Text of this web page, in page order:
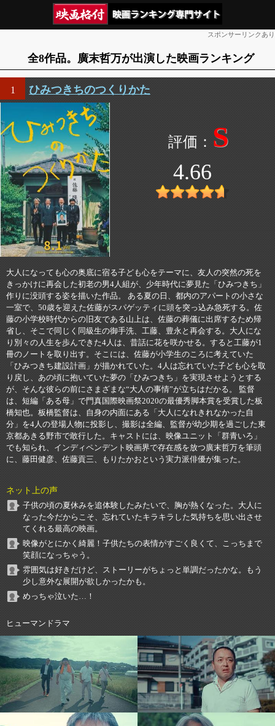
スポンサーリンクあり
全8作品。廣末哲万が出演した映画ランキング
1 ひみつきちのつくりかた
S
4.66
大人になっても心の奥底に宿る子ども心をテーマに、友人の突然の死を
きっかけに再会した初老の男4人組が、少年時代に夢見た「ひみつきち」
作りに没頭する姿を描いた作品。 ある夏の日、都内のアパートの小さな
一室で、50歳を迎えた佐藤がスパゲッティに頭を突っ込み急死する。佐
藤の小学校時代からの旧友である山上は、佐藤の葬儀に出席するため帰
省し、そこで同じく同級生の御手洗、工藤、豊永と再会する。大人にな
り別々の人生を歩んできた4人は、昔話に花を咲かせる。すると工藤が1
冊のノートを取り出す。そこには、佐藤が小学生のころに考えていた
「ひみつきち建設計画」が描かれていた。4人は忘れていた子ども心を取
り戻し、あの頃に抱いていた夢の「ひみつきち」を実現させようとする
が、そんな彼らの前にさまざまな“大人の事情”が立ちはだかる。 監督
は、短編「ある母」で門真国際映画祭2020の最優秀脚本賞を受賞した板
橋知也。板橋監督は、自身の内面にある「大人になれきれなかった自
分」を4人の登場人物に投影し、撮影は全編、監督が幼少期を過ごした東
京都あきる野市で敢行した。キャストには、映像ユニット「群青いろ」
でも知られ、インディペンデント映画界で存在感を放つ廣末哲万を筆頭
に、藤田健彦、佐藤貢三、もりたかおという実力派俳優が集った。
ネット上の声
子供の頃の夏休みを追体験したみたいで、胸が熱くなった。大人に
なった今だからこそ、忘れていたキラキラした気持ちを思い出させ
てくれる最高の映画。
映像がとにかく綺麗！子供たちの表情がすごく良くて、こっちまで
笑顔になっちゃう。
雰囲気は好きだけど、ストーリーがちょっと単調だったかな。もう
少し意外な展開が欲しかったかも。
めっちゃ泣いた…！
ヒューマンドラマ